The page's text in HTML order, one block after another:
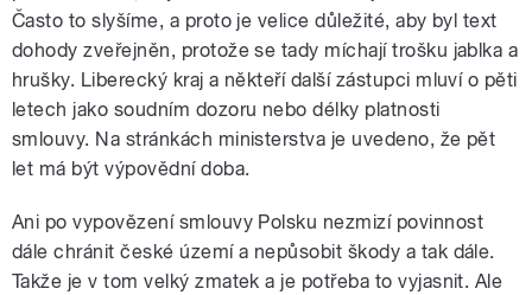
Často to slyšíme, a proto je velice důležité, aby byl text
dohody zveřejněn, protože se tady míchají trošku jablka a
hrušky. Liberecký kraj a někteří další zástupci mluví o pěti
letech jako soudním dozoru nebo délky platnosti
smlouvy. Na stránkách ministerstva je uvedeno, že pět
let má být výpovědní doba.
Ani po vypovězení smlouvy Polsku nezmizí povinnost
dále chránit české území a nepůsobit škody a tak dále.
Takže je v tom velký zmatek a je potřeba to vyjasnit. Ale